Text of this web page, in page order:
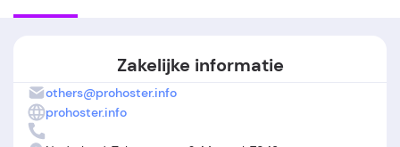
Zakelijke informatie
others@prohoster.info
prohoster.info